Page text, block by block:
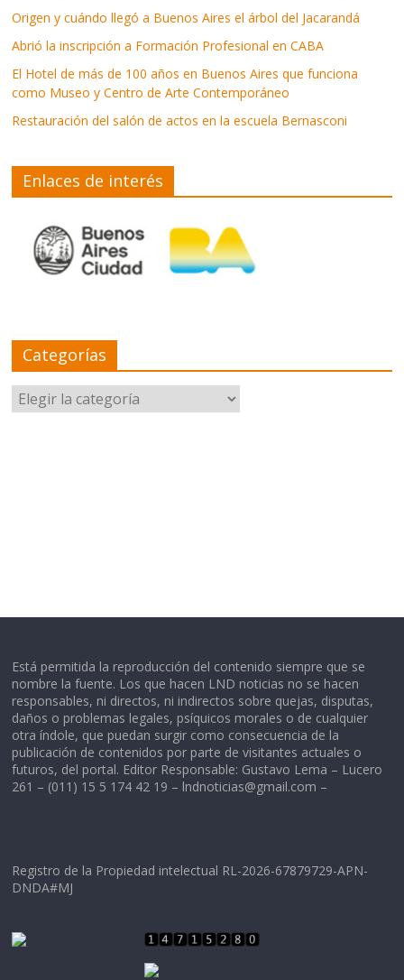
Origen y cuándo llegó a Buenos Aires el árbol del Jacarandá
Abrió la inscripción a Formación Profesional en CABA
El Hotel de más de 100 años en Buenos Aires que funciona
como Museo y Centro de Arte Contemporáneo
Restauración del salón de actos en la escuela Bernasconi
Enlaces de interés
Categorías
Categorías
Está permitida la reproducción del contenido siempre que se
nombre la fuente. Los que hacen LND noticias no se hacen
responsables, ni directos, ni indirectos sobre quejas, disputas,
daños o problemas legales, psíquicos morales o de cualquier
otra índole, que puedan surgir como consecuencia de la
publicación de contenidos por parte de visitantes actuales o
futuros, del portal. Editor Responsable: Gustavo Lema – Lucero
261 – (011) 15 5 174 42 19 – lndnoticias@gmail.com –
Registro de la Propiedad intelectual RL-2026-67879729-APN-
DNDA#MJ